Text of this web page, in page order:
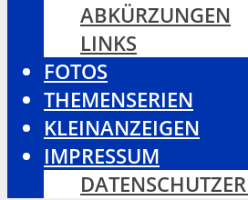
ABKÜRZUNGEN
LINKS
FOTOS
THEMENSERIEN
KLEINANZEIGEN
IMPRESSUM